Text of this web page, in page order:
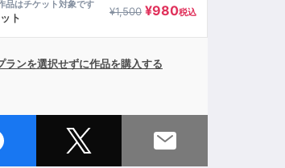
品はチケット対象です
ト ¥1,500 ¥980税込
ランを選択せずに作品を購入する